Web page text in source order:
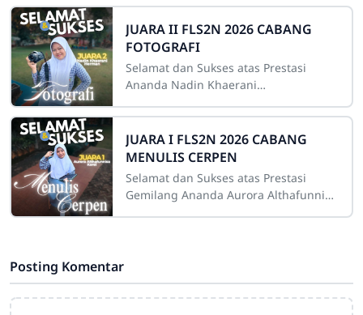
sekolah mengucapkan selamat dan
sukses kepada ananda
JUARA II FLS2N 2026 CABANG
FOTOGRAFI
Selamat dan Sukses atas Prestasi
Ananda Nadin Khaerani
mengucapkan selamat dan sukses
kepada ananda Nadin Khaerani
JUARA I FLS2N 2026 CABANG
MENULIS CERPEN
Selamat dan Sukses atas Prestasi
Gemilang Ananda Aurora Althafunnisa
Posting Komentar